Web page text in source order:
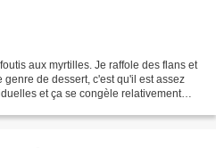
aux myrtilles. Je raffole des flans et
de dessert, c'est qu'il est assez
et ça se congèle relativement